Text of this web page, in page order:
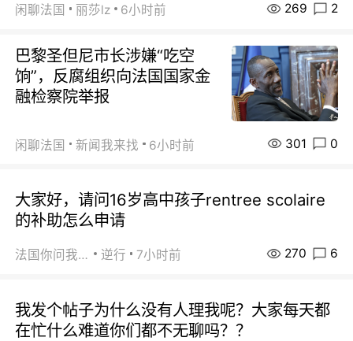
闲聊法国 丽莎lz 6小时前 269 2
巴黎圣但尼市长涉嫌“吃空
饷”，反腐组织向法国国家金
融检察院举报
闲聊法国 新闻我来找 6小时前 301 0
大家好，请问16岁高中孩子rentree scolaire
的补助怎么申请
法国你问我答 逆行 7小时前 270 6
我发个帖子为什么没有人理我呢？大家每天都
在忙什么难道你们都不无聊吗？？